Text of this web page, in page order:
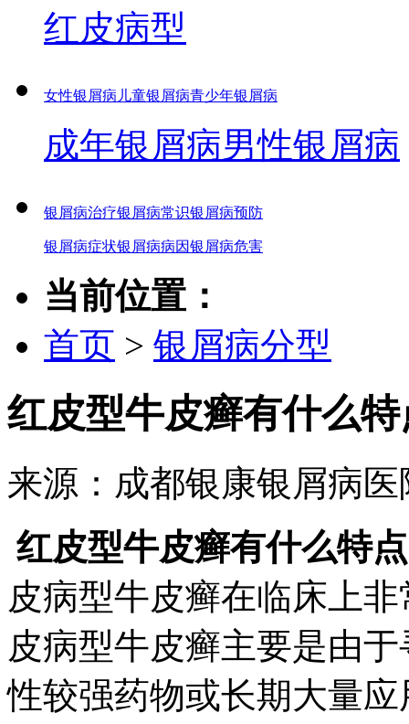
红皮病型
女性银屑病 儿童银屑病青少年银屑病
成年银屑病男性银屑病
银屑病治疗银屑病常识银屑病预防
银屑病症状银屑病病因银屑病危害
当前位置：
首页 > 银屑病分型
红皮型牛皮癣有什么特
来源：成都银康银屑病医
红皮型牛皮癣有什么特
皮病型牛皮癣在临床上
皮病型牛皮癣主要是由
性较强药物或长期大量